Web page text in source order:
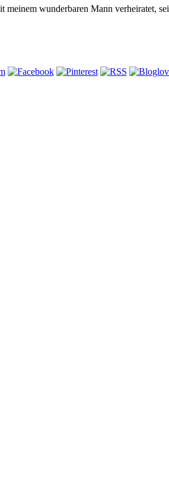
wunderbaren Mann verheiratet,